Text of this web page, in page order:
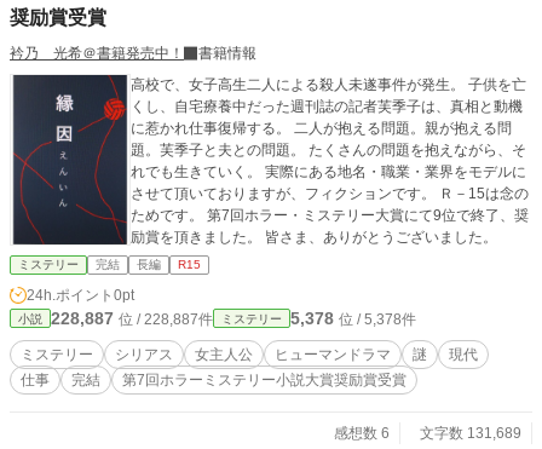
奨励賞受賞
衿乃 光希＠書籍発売中！
書籍情報
高校で、女子高生二人による殺人未遂事件が発生。 子供を亡
くし、自宅療養中だった週刊誌の記者芙季子は、真相と動機
に惹かれ仕事復帰する。 二人が抱える問題。親が抱える問
題。芙季子と夫との問題。 たくさんの問題を抱えながら、そ
れでも生きていく。 実際にある地名・職業・業界をモデルに
させて頂いておりますが、フィクションです。 Ｒ－15は念の
ためです。 第7回ホラー・ミステリー大賞にて9位で終了、奨
励賞を頂きました。 皆さま、ありがとうございました。
ミステリー 完結 長編 R15
24h.ポイント 0pt
小説 228,887 位 / 228,887件 ミステリー 5,378 位 / 5,378件
ミステリー シリアス 女主人公 ヒューマンドラマ 謎
現代
仕事
完結 第7回ホラーミステリー小説大賞奨励賞受賞
感想数 6
文字数 131,689